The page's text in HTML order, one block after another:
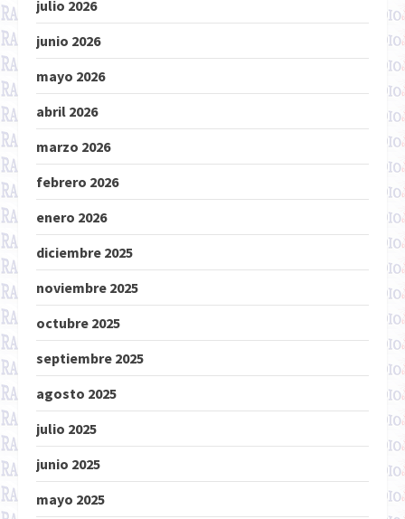
julio 2026
junio 2026
mayo 2026
abril 2026
marzo 2026
febrero 2026
enero 2026
diciembre 2025
noviembre 2025
octubre 2025
septiembre 2025
agosto 2025
julio 2025
junio 2025
mayo 2025